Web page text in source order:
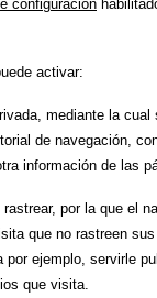
configuración
activar:
mediante la cual
de navegación,
información de las
por la que el
que no rastreen sus
por ejemplo, servirle
que visita.